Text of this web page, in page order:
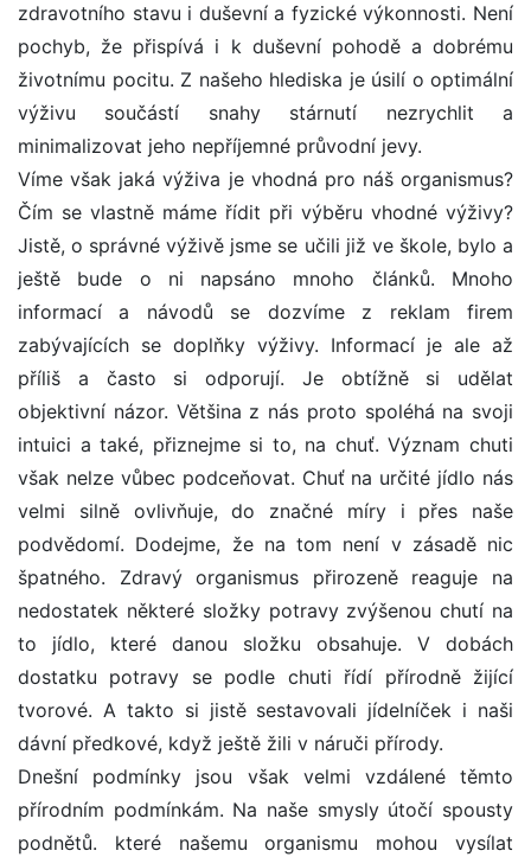
zdravotního stavu i duševní a fyzické výkonnosti. Není
pochyb, že přispívá i k duševní pohodě a dobrému
životnímu pocitu. Z našeho hlediska je úsilí o optimální
výživu součástí snahy stárnutí nezrychlit a
minimalizovat jeho nepříjemné průvodní jevy.
Víme však jaká výživa je vhodná pro náš organismus?
Čím se vlastně máme řídit při výběru vhodné výživy?
Jistě, o správné výživě jsme se učili již ve škole, bylo a
ještě bude o ni napsáno mnoho článků. Mnoho
informací a návodů se dozvíme z reklam firem
zabývajících se doplňky výživy. Informací je ale až
příliš a často si odporují. Je obtížně si udělat
objektivní názor. Většina z nás proto spoléhá na svoji
intuici a také, přiznejme si to, na chuť. Význam chuti
však nelze vůbec podceňovat. Chuť na určité jídlo nás
velmi silně ovlivňuje, do značné míry i přes naše
podvědomí. Dodejme, že na tom není v zásadě nic
špatného. Zdravý organismus přirozeně reaguje na
nedostatek některé složky potravy zvýšenou chutí na
to jídlo, které danou složku obsahuje. V dobách
dostatku potravy se podle chuti řídí přírodně žijící
tvorové. A takto si jistě sestavovali jídelníček i naši
dávní předkové, když ještě žili v náruči přírody.
Dnešní podmínky jsou však velmi vzdálené těmto
přírodním podmínkám. Na naše smysly útočí spousty
podnětů. které našemu organismu mohou vysílat